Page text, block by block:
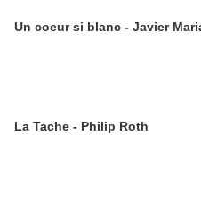
Un coeur si blanc - Javier
La Tache - Philip Roth